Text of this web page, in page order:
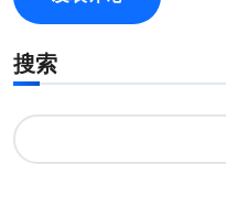
搜索